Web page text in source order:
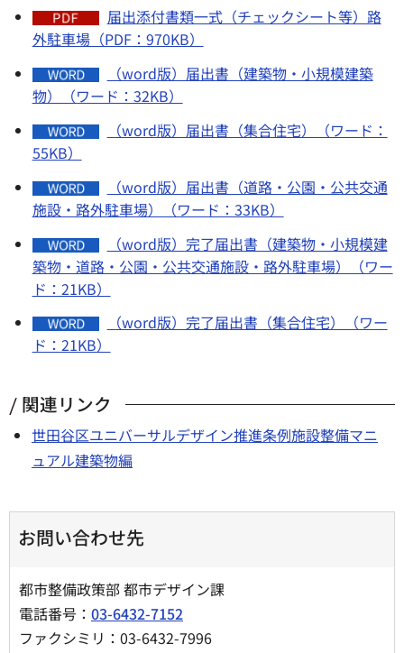
届出添付書類一式（チェックシート等）路
外駐車場（PDF：970KB）
（word版）届出書（建築物・小規模建築
物）（ワード：32KB）
（word版）届出書（集合住宅）（ワード：
55KB）
（word版）届出書（道路・公園・公共交通
施設・路外駐車場）（ワード：33KB）
（word版）完了届出書（建築物・小規模建
築物・道路・公園・公共交通施設・路外駐車場）（ワー
ド：21KB）
（word版）完了届出書（集合住宅）（ワー
ド：21KB）
関連リンク
世田谷区ユニバーサルデザイン推進条例施設整備マニ
ュアル建築物編
お問い合わせ先
都市整備政策部 都市デザイン課
電話番号： 03-6432-7152
ファクシミリ：03-6432-7996